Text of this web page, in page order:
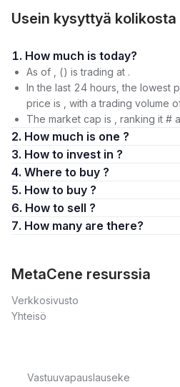
Usein kysyttyä
1. How much is today?
As of , () is trading at .
In the last 24 hours, the lowest
price is , with a trading volume
The market cap is , ranking it #
2. How much is one ?
3. How to invest in ?
4. Where to buy ?
5. How to buy ?
6. How to sell ?
7. How many are there?
MetaCene resurssia
Verkkosivusto
Yhteisö
Vastuuvapauslauseke